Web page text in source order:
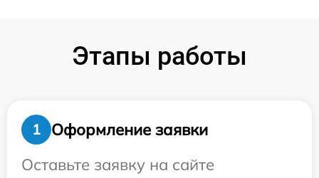
Этапы работы
1
Оформление заявки
Оставьте заявку на сайте